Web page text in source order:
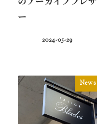
ー
2024-05-29
News